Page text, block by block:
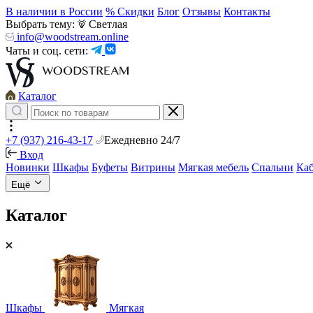
В наличии в России % Скидки Блог Отзывы Контакты
Выбрать тему:
Светлая
info@woodstream.online
Чаты и соц. сети:
Каталог
+7 (937) 216-43-17
Ежедневно 24/7
Вход
Новинки Шкафы Буфеты Витрины Мягкая мебель Спальни
Ещё
Каталог
Шкафы Мягкая